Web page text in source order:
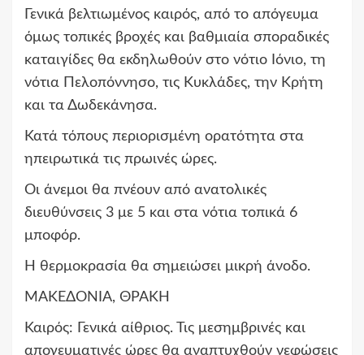
Γενικά βελτιωμένος καιρός, από το απόγευμα
όμως τοπικές βροχές και βαθμιαία σποραδικές
καταιγίδες θα εκδηλωθούν στο νότιο Ιόνιο, τη
νότια Πελοπόννησο, τις Κυκλάδες, την Κρήτη
και τα Δωδεκάνησα.
Κατά τόπους περιορισμένη ορατότητα στα
ηπειρωτικά τις πρωινές ώρες.
Οι άνεμοι θα πνέουν από ανατολικές
διευθύνσεις 3 με 5 και στα νότια τοπικά 6
μποφόρ.
Η θερμοκρασία θα σημειώσει μικρή άνοδο.
ΜΑΚΕΔΟΝΙΑ, ΘΡΑΚΗ
Καιρός: Γενικά αίθριος. Τις μεσημβρινές και
απογευματινές ώρες θα αναπτυχθούν νεφώσεις